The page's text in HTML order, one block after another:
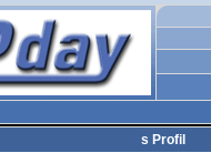
s Profil